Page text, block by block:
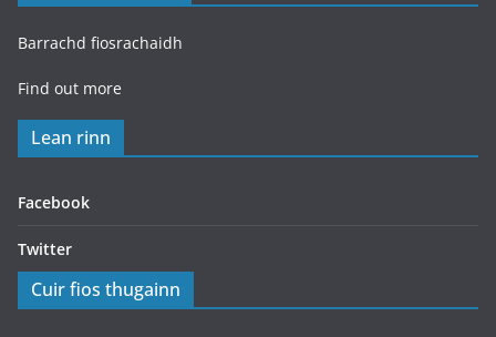
Barrachd fiosrachaidh
Find out more
Lean rinn
Facebook
Twitter
Cuir fios thugainn